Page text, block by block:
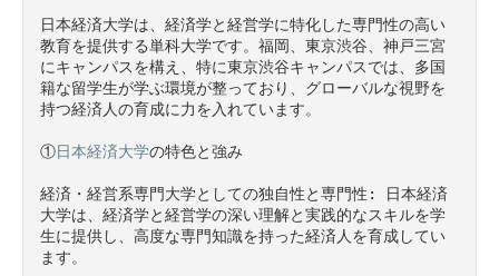
日本経済大学は、経済学と経営学に特化した専門性の高い
教育を提供する単科大学です。福岡、東京渋谷、神戸三宮
にキャンパスを構え、特に東京渋谷キャンパスでは、多国
籍な留学生が学ぶ環境が整っており、グローバルな視野を
持つ経済人の育成に力を入れています。
①日本経済大学の特色と強み
経済・経営系専門大学としての独自性と専門性: 日本経済
大学は、経済学と経営学の深い理解と実践的なスキルを学
生に提供し、高度な専門知識を持った経済人を育成してい
ます。